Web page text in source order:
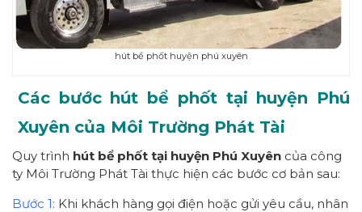
hút bể phốt huyện phú xuyên
Các bước hút bể phốt tại huyện Phú
Xuyên của Môi Trường Phát Tài
Quy trình hút bể phốt tại huyện Phú Xuyên của công
ty Môi Trường Phát Tài thực hiện các bước cơ bản sau:
Bước 1: Khi khách hàng gọi điện hoặc gửi yêu cầu, nhân